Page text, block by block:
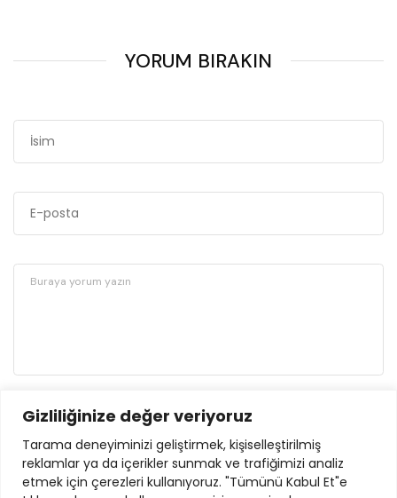
Gizliliğinize değer veriyoruz
Tarama deneyiminizi geliştirmek, kişiselleştirilmiş
reklamlar ya da içerikler sunmak ve trafiğimizi analiz
etmek için çerezleri kullanıyoruz. "Tümünü Kabul Et"e
YORUM BIRAKIN
GÖNDER